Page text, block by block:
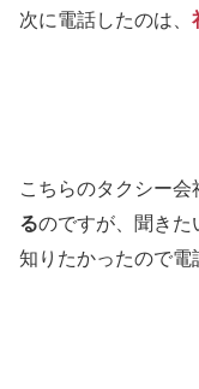
次に電話したのは、
こちらのタクシー会
るのですが、聞きた
知りたかったので電